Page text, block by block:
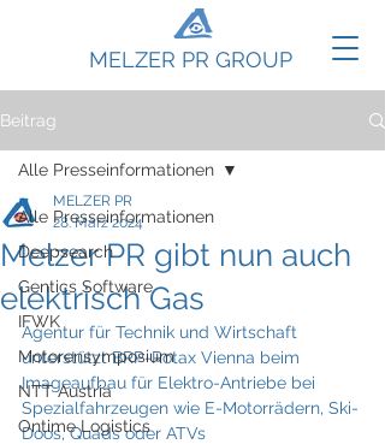
MELZER PR GROUP
Beitrag
Alle Presseinformationen
Deepsearch
Gentics Software
IFWK
Motorensymposium
NTT Austria
Ontime Logistics
Alle Presseinformationen
Melzer PR gibt nun auch
elektrisch Gas
MELZER PR
28. März 2024
Agentur für Technik und Wirtschaft
unterstützt BRP-Rotax Vienna beim
Imageaufbau für Elektro-Antriebe bei
Spezialfahrzeugen wie E-Motorrädern, Ski-
Doos, Quads oder ATVs